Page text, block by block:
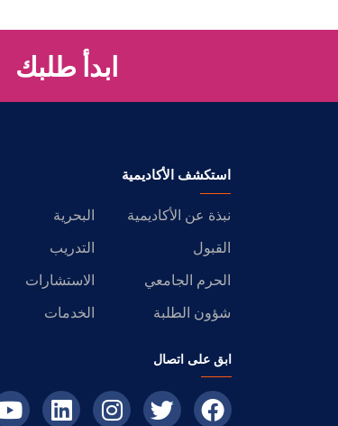
ابدأ طلبك
استكشف الأكاديمية
نبذة عن الأكاديمية
البحرية
القبول
التدريب
الحرم الجامعي
الاستشارات
شؤون الطلبة
الخدمات
ابق على اتصال